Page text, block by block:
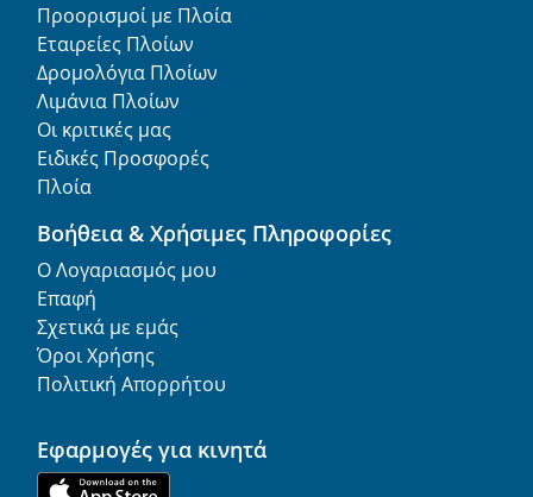
Προορισμοί με Πλοία
Εταιρείες Πλοίων
Δρομολόγια Πλοίων
Λιμάνια Πλοίων
Οι κριτικές μας
Ειδικές Προσφορές
Πλοία
Βοήθεια & Χρήσιμες Πληροφορίες
Ο Λογαριασμός μου
Επαφή
Σχετικά με εμάς
Όροι Χρήσης
Πολιτική Απορρήτου
Εφαρμογές για κινητά